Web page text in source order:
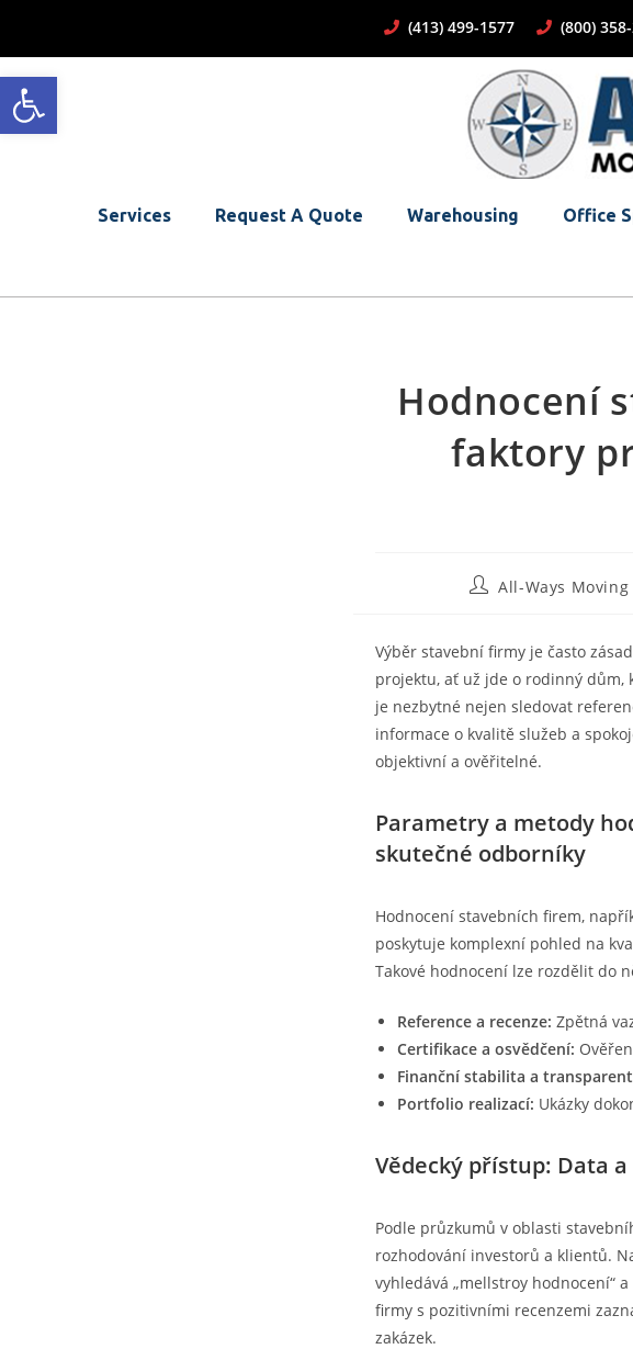
Open toolbar
(413) 499-1577 (800)
Services Request A Quote Warehousing Office
Hodnocení
faktory
All-Ways Moving
Výběr stavební firmy je často
projektu, ať už jde o rodinný dům,
je nezbytné nejen sledovat
informace o kvalitě služeb a
objektivní a ověřitelné.
Parametry a metody
skutečné odborníky
Hodnocení stavebních firem,
poskytuje komplexní pohled na
Takové hodnocení lze rozdělit do
Reference a recenze: Zpětná
Certifikace a osvědčení:
Finanční stabilita a
Portfolio realizací: Ukázky
Vědecký přístup: Data
Podle průzkumů v oblasti
rozhodování investorů a klientů.
vyhledává „mellstroy hodnocení“
firmy s pozitivními recenzemi
zakázek.